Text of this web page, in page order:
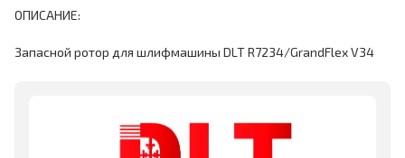
ОПИСАНИЕ:
Запасной ротор для шлифмашины DLT R7234/GrandFlex V34